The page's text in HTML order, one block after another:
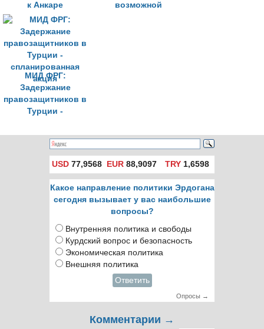
к Анкаре
возможной
МИД ФРГ:
Задержание
правозащитников в
Турции -
акция
USD 77,9568 EUR 88,9097 TRY1,6598
Какое направление политики Эрдогана
сегодня вызывает у вас наибольшие
вопросы?
Внутренняя политика и свободы
Курдский вопрос и безопасность
Экономическая политика
Внешняя политика
Ответить
Опросы →
Комментарии →